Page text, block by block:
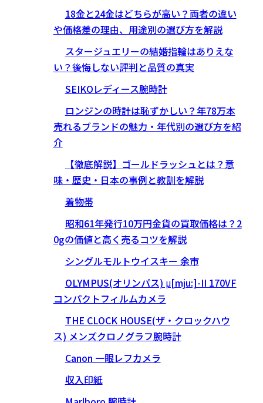
18金と24金はどちらが高い？両者の違い
や価格差の理由、用途別の選び方を解説
スタージュエリーの結婚指輪はありえな
い？後悔しない評判と品質の真実
SEIKOレディース腕時計
ロンジンの時計は恥ずかしい？年78万本
売れるブランドの魅力・年代別の選び方を紹
介
【徹底解説】ゴールドラッシュとは？意
味・歴史・日本の事例と教訓を解説
着物帯
昭和61年発行10万円金貨の買取価格は？2
0gの価値と高く売るコツを解説
シングルモルトウイスキー 余市
OLYMPUS(オリンパス) μ[mju:]-II 170VF
コンパクトフィルムカメラ
THE CLOCK HOUSE(ザ・クロックハウ
ス) メンズクロノグラフ腕時計
Canon 一眼レフカメラ
収入印紙